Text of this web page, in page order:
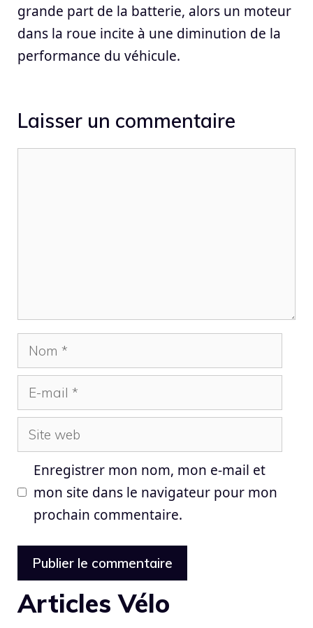
grande part de la batterie, alors un moteur
dans la roue incite à une diminution de la
performance du véhicule.
Laisser un commentaire
Nom
mail
Site
web
Enregistrer mon nom, mon e-mail et
mon site dans le navigateur pour mon
prochain commentaire.
Articles Vélo